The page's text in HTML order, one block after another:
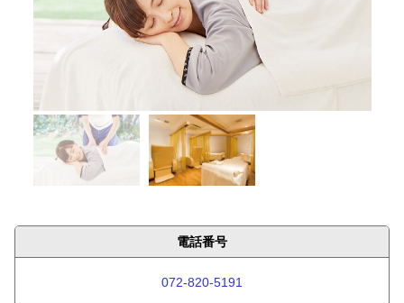
電話番号
072-820-5191